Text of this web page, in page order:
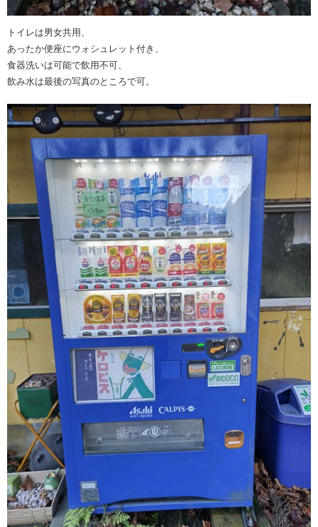
トイレは男女共用、
あったか便座にウォシュレット付き、
食器洗いは可能で飲用不可、
飲み水は最後の写真のところで可。